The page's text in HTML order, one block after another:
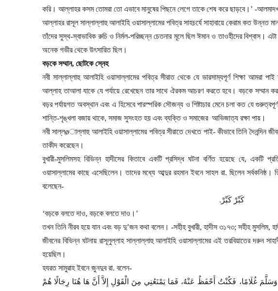
করি। আল্লাহর কসম তোমরা তো এভাবে মানুষের পিছনে লেগে তাকে শেষ করে ছাড়বে। ’ -
আল্লাহর রাসূল সাল্লাল্লাহু আলাইহি ওয়াসাল্লামের পবিত্র সাহচর্যে সাহাবায়ে কেরাম কত উন্নত
তাঁদের সুস্থ-স্বাভাবিক রুচি ও নির্মল-পরিচ্ছন্ন চেতনার মূলে ছিল ঈমান ও তাওহীদের বিশ্বাস।
অনেক গভীর থেকে উৎসারিত ছিল।
বড়কে সম্মান, ছোটকে স্নেহ
নবী সাল্লাল্লাহু আলাইহি ওয়াসাল্লামের পবিত্র সীরাত থেকে যে ভারসাম্যপূর্ণ শিক্ষা আমরা পাই
আল্লাহ তাআলা যাকে যে পর্যায়ে রেখেছেন তার সাথে ঐরকম আচরণ করতে হবে। বড়কে সম্মান
বড়র পর্যায়গত অবস্থান এবং এ হিসেবে পারস্পরিক সৌজন্য ও শিষ্টাচার মেনে চলা কত যে
শান্তি-শৃঙ্খলা বজায় থাকে, সমাজ সুসংহত হয় এবং ব্যক্তি ও সমাজেরআভিজাত্য রক্ষা পায়।
নবী সাল্লøাল্লাহু আলাইহি ওয়াসাল্লামের পবিত্র সীরাতে দেখতে পাই-কীভাবে তিনি দৈনন্দিন
তাকীদ করেছেন।
বুখারী-মুসলিমসহ বিভিন্ন হাদীসের কিতাবে একটি প্রসিদ্ধ ঘটনা বর্ণিত হয়েছে যে, একটি
ওয়াসাল্লামের কাছে এসেছিলেন। তাদের মধ্যে আব্দুর রহমান ইবনে সাহল রা. ছিলেন
বলেছেন-
كَبِّرْ كَبِّرْ .
‘বড়কে বলতে দাও, বড়কে বলতে দাও। ’
তখন তিনি নীরব হয়ে যান এবং বড় দু’জন কথা বলেন। -সহীহ বুখারী, হাদীস ৩১৭৩; সহীহ মুসলিম,
জীবনের বিভিন্ন ঘটনায় রাসূলুল্লাহ সাল্লাল্লাহু আলাইহি ওয়াসাল্লামের এই তরবিয়াতের দরুন
হয়েছিল।
হযরত সামুরাহ ইবনে জুনদুব রা. বলেন-
غُلَامًا، فَكُنْتُ أَحْفَظُ عَنْهُ، فَمَا يَمْنَعُنِي مِنَ الْقَوْلِ إِلاَّ أَنَّ هَا هُنَا رِجَالًا هُمْ